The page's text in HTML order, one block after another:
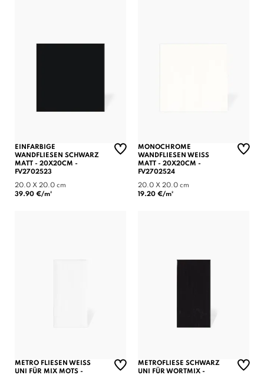
EINFARBIGE
WANDFLIESEN SCHWARZ
MATT - 20X20CM -
FV2702523
20.0 X 20.0 cm
39.90 €/m²
MONOCHROME
WANDFLIESEN WEISS M
ATT - 20X20CM - F
V2702524
20.0 X 20.0 cm
19.20 €/m²
METRO FLIESEN WEISS U
NI FÜR MIX MOTS - 1
METROFLIESE SCHWARZ
UNI FÜR WORTMIX -